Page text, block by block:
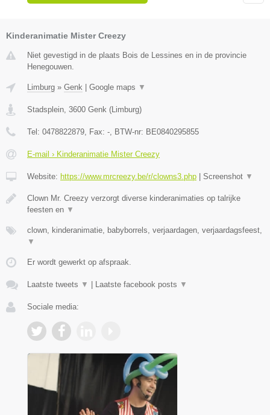
Kinderanimatie Mister Creezy
Niet gevestigd in de plaats Bois de Lessines en in de provincie
Henegouwen.
Limburg » Genk Google maps ▼
Stadsplein, 3600 Genk (Limburg)
Tel: 0478822879, Fax: -, BTW-nr: BE0840295855
E-mail › Kinderanimatie Mister Creezy
Website: https://www.mrcreezy.be/r/clowns3.php Screenshot ▼
Clown Mr. Creezy verzorgt diverse kinderanimaties op talrijke
feesten en ▼
clown, kinderanimatie, babyborrels, verjaardagen, verjaardagsfeest,
▼
Er wordt gewerkt op afspraak.
Laatste tweets ▼ Laatste facebook posts ▼
Sociale media: